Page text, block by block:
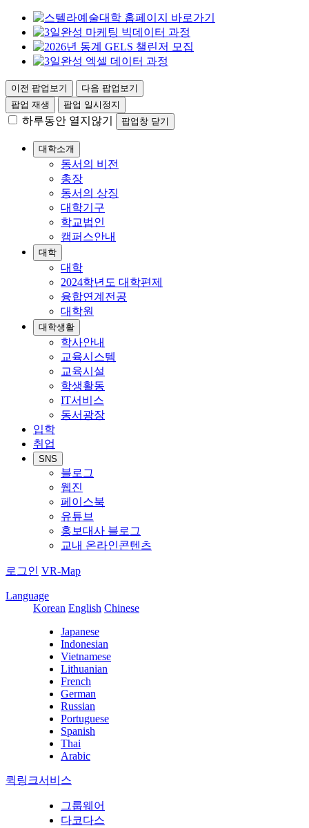
이전 팝업보기
다음 팝업보기
팝업 재생
팝업 일시정지
하루동안 열지않기 팝업창 닫기
대학소개
동서의 비전
총장
동서의 상징
대학기구
학교법인
캠퍼스안내
대학
대학
2024학년도 대학편제
융합연계전공
대학원
대학생활
학사안내
교육시스템
교육시설
학생활동
IT서비스
동서광장
입학
취업
SNS
블로그
웹진
페이스북
유튜브
홍보대사 블로그
교내 온라인콘텐츠
로그인 VR-Map
Language
Korean English Chinese
Japanese
Indonesian
Vietnamese
Lithuanian
French
German
Russian
Portuguese
Spanish
Thai
Arabic
퀵링크서비스
그룹웨어
다코다스